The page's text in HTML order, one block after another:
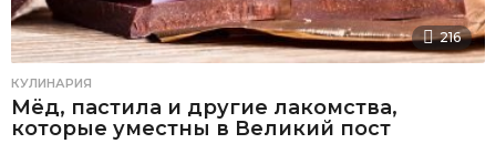
216
КУЛИНАРИЯ
Мёд, пастила и другие лакомства,
которые уместны в Великий пост